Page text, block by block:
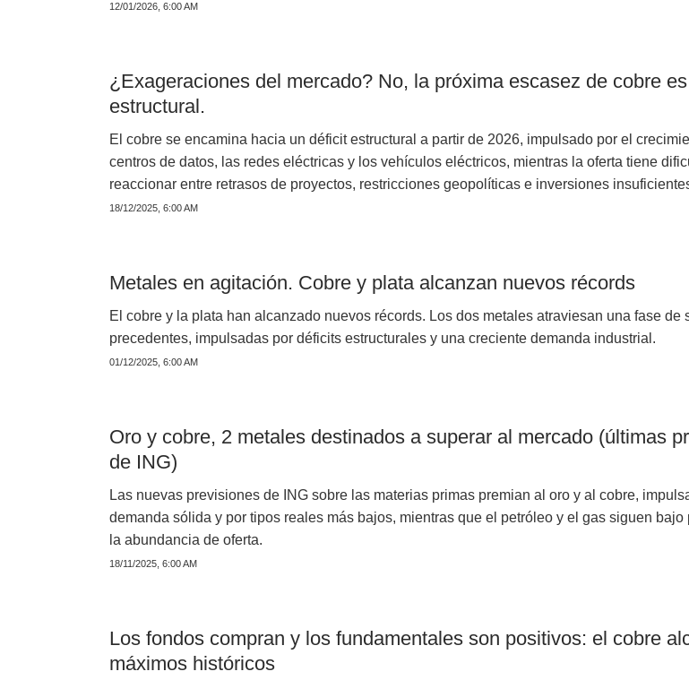
12/01/2026, 6:00 AM
¿Exageraciones del mercado? No, la próxima escasez de cobre es
estructural.
El cobre se encamina hacia un déficit estructural a partir de 2026, impulsado por el
centros de datos, las redes eléctricas y los vehículos eléctricos, mientras la oferta tiene
reaccionar entre retrasos de proyectos, restricciones geopolíticas e inversiones
18/12/2025, 6:00 AM
Metales en agitación. Cobre y plata alcanzan nuevos récords
El cobre y la plata han alcanzado nuevos récords. Los dos metales atraviesan una fase de
precedentes, impulsadas por déficits estructurales y una creciente demanda industrial.
01/12/2025, 6:00 AM
Oro y cobre, 2 metales destinados a superar al mercado (últimas
de ING)
Las nuevas previsiones de ING sobre las materias primas premian al oro y al cobre,
demanda sólida y por tipos reales más bajos, mientras que el petróleo y el gas siguen bajo
la abundancia de oferta.
18/11/2025, 6:00 AM
Los fondos compran y los fundamentales son positivos: el cobre
máximos históricos